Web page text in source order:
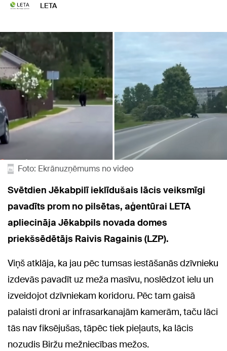
LETA
Foto: Ekrānuzņēmums no video
Svētdien Jēkabpilī ieklīdušais lācis veiksmīgi
pavadīts prom no pilsētas, aģentūrai LETA
apliecināja Jēkabpils novada domes
priekšsēdētājs Raivis Ragainis (LZP).
Viņš atklāja, ka jau pēc tumsas iestāšanās dzīvnieku
izdevās pavadīt uz meža masīvu, noslēdzot ielu un
izveidojot dzīvniekam koridoru. Pēc tam gaisā
palaisti droni ar infrasarkanajām kamerām, taču lāci
tās nav fiksējušas, tāpēc tiek pieļauts, ka lācis
nozudis Biržu mežniecības mežos.